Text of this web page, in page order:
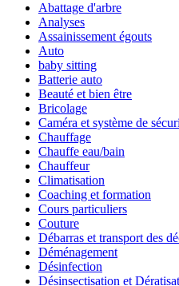
Abattage d'arbre
Analyses
Assainissement égouts
Auto
baby sitting
Batterie auto
Beauté et bien être
Bricolage
Caméra et système de
Chauffage
Chauffe eau/bain
Chauffeur
Climatisation
Coaching et formation
Cours particuliers
Couture
Débarras et transport des
Déménagement
Désinfection
Désinsectisation et